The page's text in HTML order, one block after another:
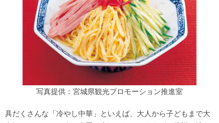
写真提供：宮城県観光プロモーション推進室
具だくさんな「冷やし中華」といえば、大人から子どもまで大